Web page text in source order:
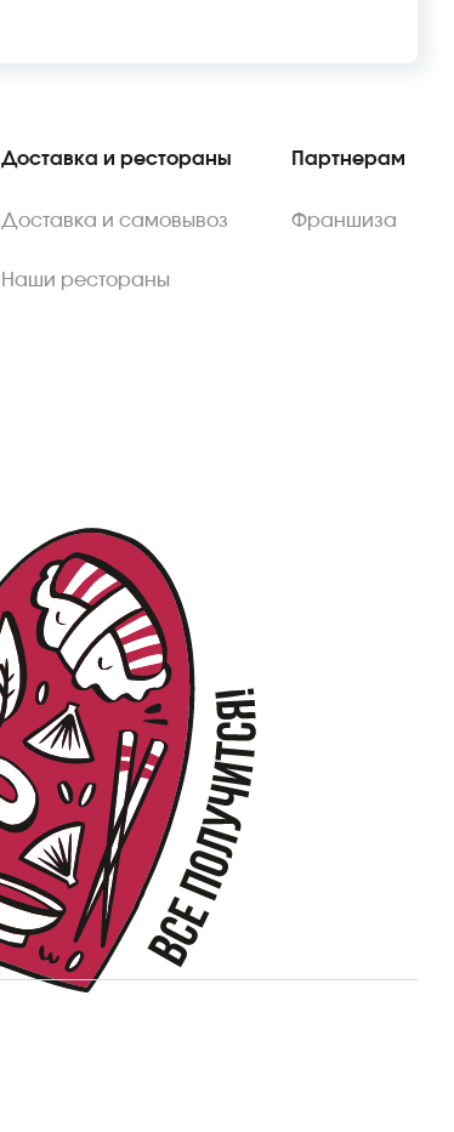
Доставка и рестораны
Доставка и самовывоз
Наши рестораны
Партнерам
Франшиза